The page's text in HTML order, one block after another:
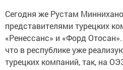
Сегодня же Рустам
представителями турецких
«Ренессанс» и «Форд
что в республике уже
турецких компаний, так, на